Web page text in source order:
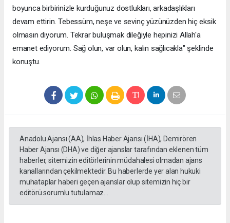
boyunca birbirinizle kurduğunuz dostlukları, arkadaşlıkları
devam ettirin. Tebessüm, neşe ve sevinç yüzünüzden hiç eksik
olmasın diyorum. Tekrar buluşmak dileğiyle hepinizi Allah'a
emanet ediyorum. Sağ olun, var olun, kalın sağlıcakla" şeklinde
konuştu.
Anadolu Ajansı (AA), İhlas Haber Ajansı (İHA), Demirören
Haber Ajansı (DHA) ve diğer ajanslar tarafından eklenen tüm
haberler, sitemizin editörlerinin müdahalesi olmadan ajans
kanallarından çekilmektedir. Bu haberlerde yer alan hukuki
muhataplar haberi geçen ajanslar olup sitemizin hiç bir
editörü sorumlu tutulamaz...